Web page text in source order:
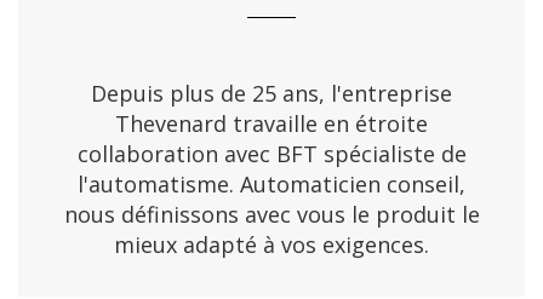
Depuis plus de 25 ans, l'entreprise
Thevenard travaille en étroite
collaboration avec BFT spécialiste de
l'automatisme. Automaticien conseil,
nous définissons avec vous le produit le
mieux adapté à vos exigences.